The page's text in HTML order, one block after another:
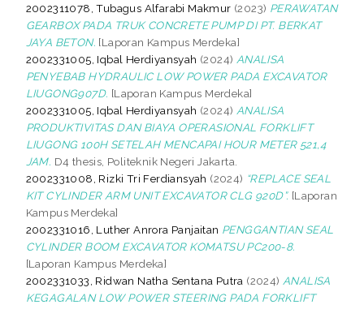
2002311078, Tubagus Alfarabi Makmur (2023) PERAWATAN
GEARBOX PADA TRUK CONCRETE PUMP DI PT. BERKAT
JAYA BETON. [Laporan Kampus Merdeka]
2002331005, Iqbal Herdiyansyah (2024) ANALISA
PENYEBAB HYDRAULIC LOW POWER PADA EXCAVATOR
LIUGONG907D. [Laporan Kampus Merdeka]
2002331005, Iqbal Herdiyansyah (2024) ANALISA
PRODUKTIVITAS DAN BIAYA OPERASIONAL FORKLIFT
LIUGONG 100H SETELAH MENCAPAI HOUR METER 521,4
JAM. D4 thesis, Politeknik Negeri Jakarta.
2002331008, Rizki Tri Ferdiansyah (2024) “REPLACE SEAL
KIT CYLINDER ARM UNIT EXCAVATOR CLG 920D”. [Laporan
Kampus Merdeka]
2002331016, Luther Anrora Panjaitan PENGGANTIAN SEAL
CYLINDER BOOM EXCAVATOR KOMATSU PC200-8.
[Laporan Kampus Merdeka]
2002331033, Ridwan Natha Sentana Putra (2024) ANALISA
KEGAGALAN LOW POWER STEERING PADA FORKLIFT